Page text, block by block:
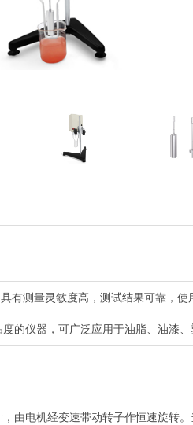
有测量灵敏度高，测试结果可靠，
的仪器，可广泛应用于油脂、油漆
由电机经变速带动转子作恒速旋转